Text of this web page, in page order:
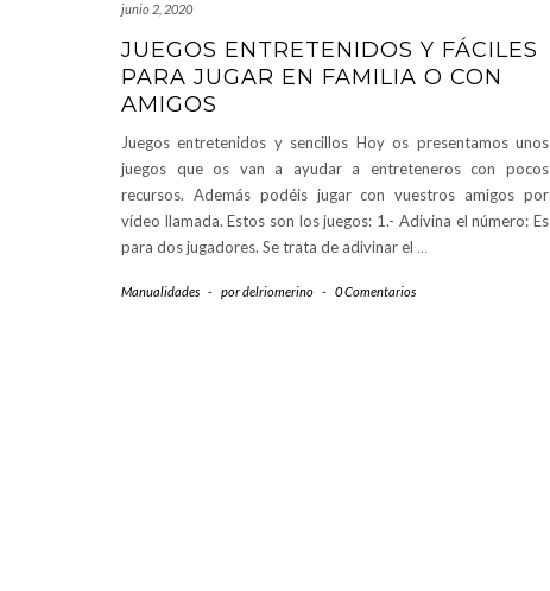
junio 2, 2020
JUEGOS ENTRETENIDOS Y FÁCILES
PARA JUGAR EN FAMILIA O CON
AMIGOS
Juegos entretenidos y sencillos Hoy os presentamos unos
juegos que os van a ayudar a entreteneros con pocos
recursos. Además podéis jugar con vuestros amigos por
vídeo llamada. Estos son los juegos: 1.- Adivina el número: Es
para dos jugadores. Se trata de adivinar el …
Manualidades - pordelriomerino - 0 Comentarios